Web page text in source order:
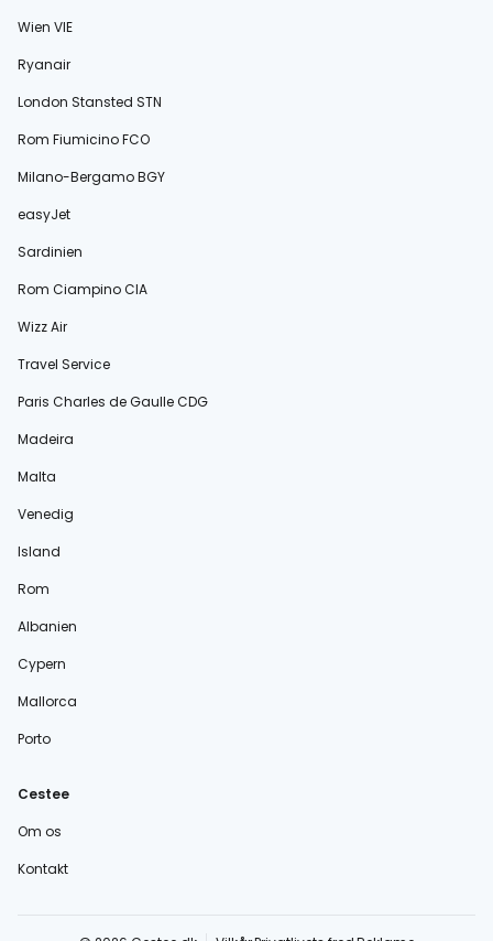
Wien VIE
Ryanair
London Stansted STN
Rom Fiumicino FCO
Milano-Bergamo BGY
easyJet
Sardinien
Rom Ciampino CIA
Wizz Air
Travel Service
Paris Charles de Gaulle CDG
Madeira
Malta
Venedig
Island
Rom
Albanien
Cypern
Mallorca
Porto
Cestee
Om os
Kontakt